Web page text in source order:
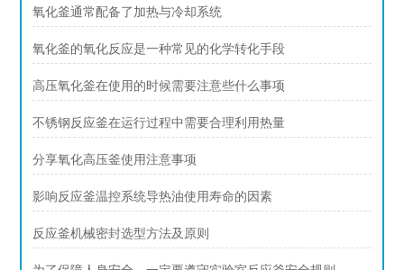
氧化釜通常配备了加热与冷却系统
氧化釜的氧化反应是一种常见的化学转化手段
高压氧化釜在使用的时候需要注意些什么事项
不锈钢反应釜在运行过程中需要合理利用热量
分享氧化高压釜使用注意事项
影响反应釜温控系统导热油使用寿命的因素
反应釜机械密封选型方法及原则